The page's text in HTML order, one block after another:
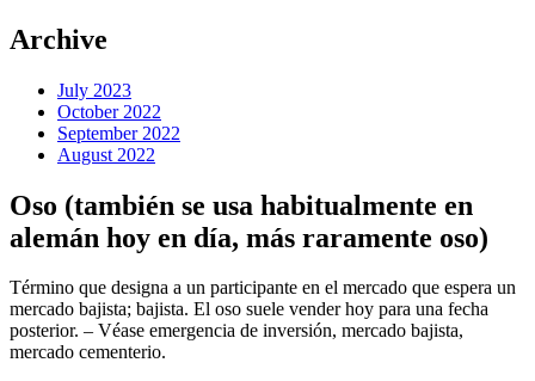
Archive
July 2023
October 2022
September 2022
August 2022
Oso (también se usa habitualmente en
alemán hoy en día, más raramente oso)
Término que designa a un participante en el mercado que espera un
mercado bajista; bajista. El oso suele vender hoy para una fecha
posterior. – Véase emergencia de inversión, mercado bajista,
mercado cementerio.